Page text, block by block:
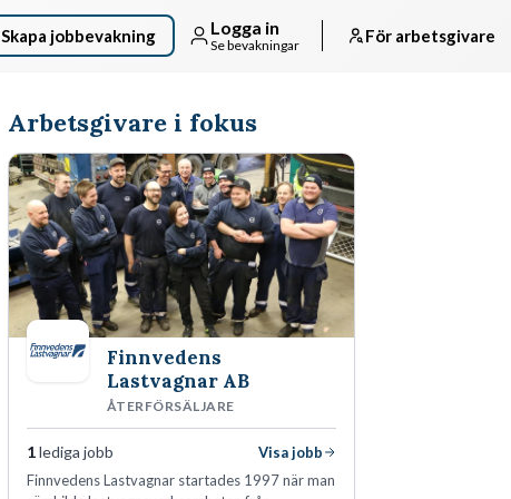
Skapa jobbevakning Logga in
Se bevakningar För arbetsgivare
Arbetsgivare i fokus
Finnvedens
Lastvagnar AB
ÅTERFÖRSÄLJARE
1lediga jobb
Visa jobb
Finnvedens Lastvagnar startades 1997 när man